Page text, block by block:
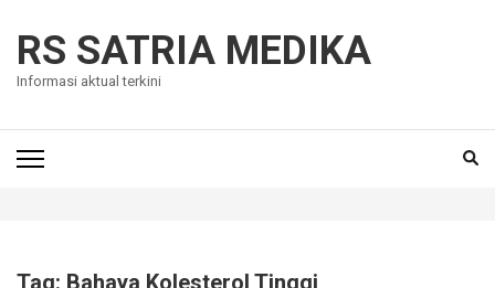
content
(Press
RS SATRIA MEDIKA
Informasi aktual terkini
Tag: Bahaya Kolesterol Tinggi